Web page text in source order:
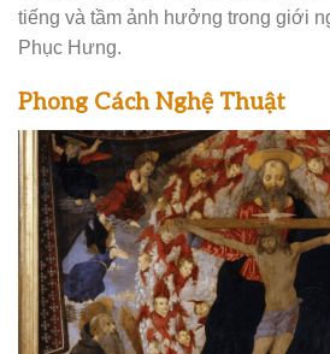
tiếng và tầm ảnh hưởng trong giới
Phục Hưng.
Phong Cách Nghệ Thuật